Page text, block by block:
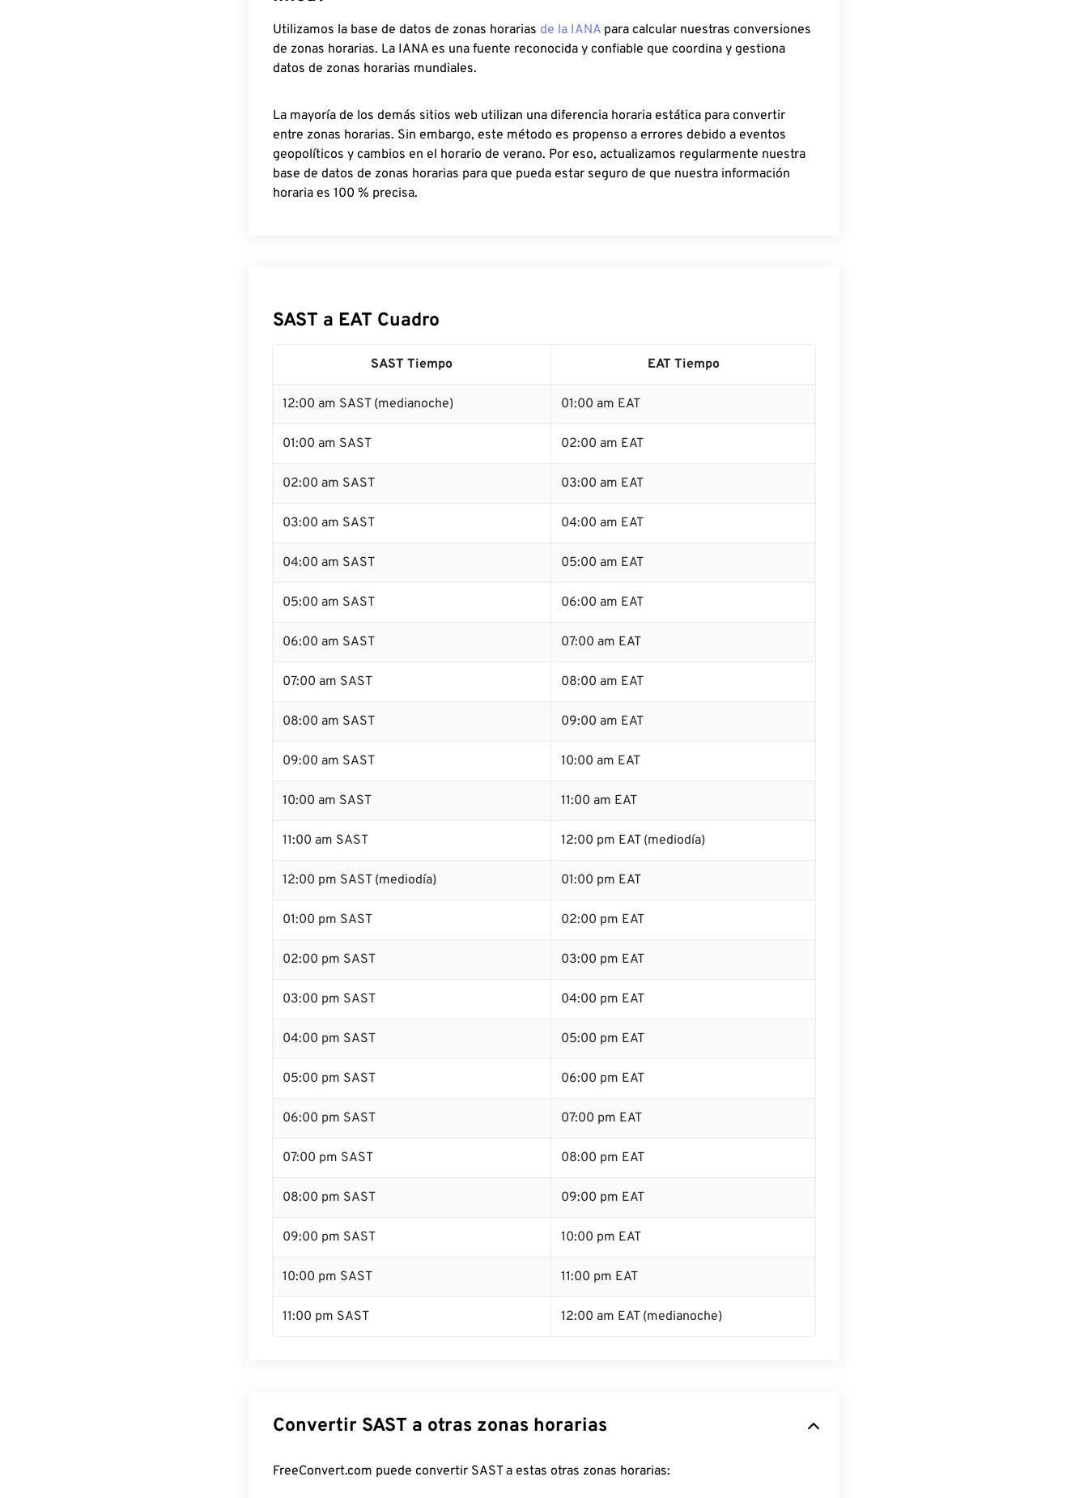
Utilizamos la base de datos de zonas horarias de la IANA para calcular nuestras conversiones
de zonas horarias. La IANA es una fuente reconocida y confiable que coordina y gestiona
datos de zonas horarias mundiales.
La mayoría de los demás sitios web utilizan una diferencia horaria estática para convertir
entre zonas horarias. Sin embargo, este método es propenso a errores debido a eventos
geopolíticos y cambios en el horario de verano. Por eso, actualizamos regularmente nuestra
base de datos de zonas horarias para que pueda estar seguro de que nuestra información
horaria es 100 % precisa.
SAST a EAT Cuadro
SAST Tiempo EAT Tiempo
12:00 am SAST (medianoche) 01:00 am EAT
01:00 am SAST 02:00 am EAT
02:00 am SAST 03:00 am EAT
03:00 am SAST 04:00 am EAT
04:00 am SAST 05:00 am EAT
05:00 am SAST 06:00 am EAT
06:00 am SAST 07:00 am EAT
07:00 am SAST 08:00 am EAT
08:00 am SAST 09:00 am EAT
09:00 am SAST 10:00 am EAT
10:00 am SAST 11:00 am EAT
11:00 am SAST 12:00 pm EAT (mediodía)
12:00 pm SAST (mediodía) 01:00 pm EAT
01:00 pm SAST 02:00 pm EAT
02:00 pm SAST 03:00 pm EAT
03:00 pm SAST 04:00 pm EAT
04:00 pm SAST 05:00 pm EAT
05:00 pm SAST 06:00 pm EAT
06:00 pm SAST 07:00 pm EAT
07:00 pm SAST 08:00 pm EAT
08:00 pm SAST 09:00 pm EAT
09:00 pm SAST 10:00 pm EAT
10:00 pm SAST 11:00 pm EAT
11:00 pm SAST 12:00 am EAT (medianoche)
Convertir SAST a otras zonas horarias
FreeConvert.com puede convertir SAST a estas otras zonas horarias: